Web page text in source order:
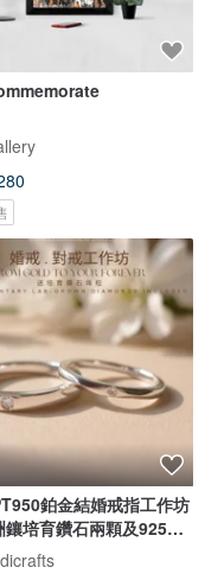
鉑金結婚戒指工作坊
鑲培育鑽石兩顆及925銀